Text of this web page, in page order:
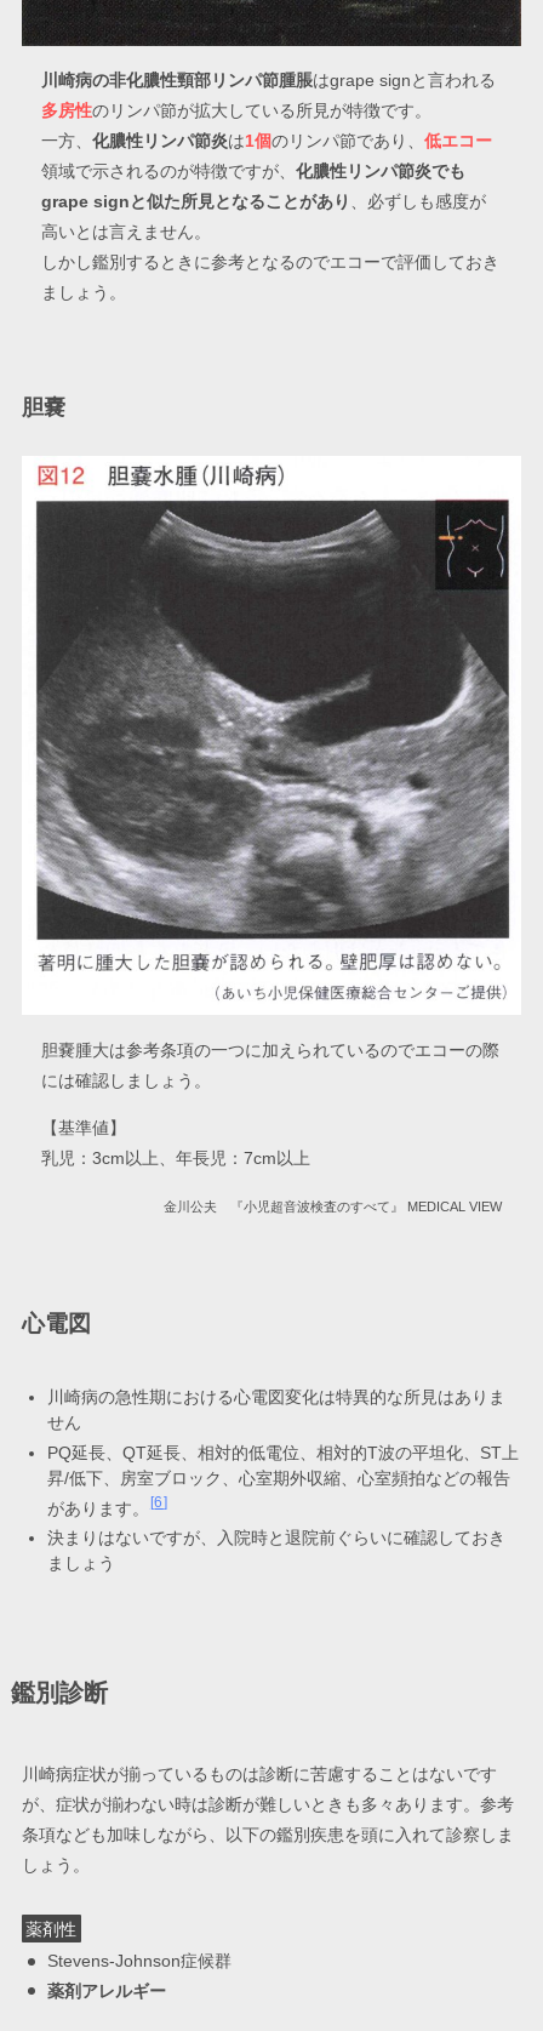
川崎病の非化膿性頸部リンパ節腫脹はgrape signと言われる
多房性のリンパ節が拡大している所見が特徴です。
一方、化膿性リンパ節炎は1個のリンパ節であり、低エコー
領域で示されるのが特徴ですが、化膿性リンパ節炎でも
grape signと似た所見となることがあり 、必ずしも感度が
高いとは言えません。
しかし鑑別するときに参考となるのでエコーで評価しておき
ましょう。
胆嚢
胆嚢腫大は参考条項の一つに加えられているのでエコーの際
には確認しましょう。
【基準値】
乳児：3cm以上、年長児：7cm以上
金川公夫 『小児超音波検査のすべて』 MEDICAL VIEW
心電図
川崎病の急性期における心電図変化は特異的な所見はありま
せん
PQ延長、QT延長、相対的低電位、相対的T波の平坦化、ST上
昇/低下、房室ブロック、心室期外収縮、心室頻拍などの報告
があります。
6
決まりはないですが、入院時と退院前ぐらいに確認しておき
ましょう
鑑別診断
川崎病症状が揃っているものは診断に苦慮することはないです
が、症状が揃わない時は診断が難しいときも多々あります。参考
条項なども加味しながら、以下の鑑別疾患を頭に入れて診察しま
しょう。
薬剤性
Stevens-Johnson症候群
薬剤アレルギー